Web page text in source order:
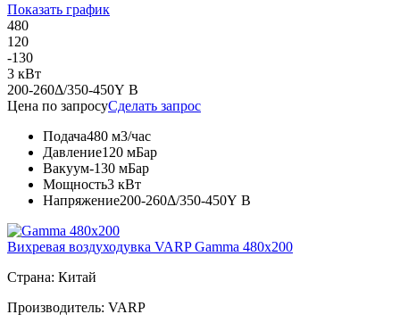
Показать график
480
120
-130
3 кВт
200-260Δ/350-450Y В
Цена по запросуСделать запрос
Подача480 м3/час
Давление120 мБар
Вакуум-130 мБар
Мощность3 кВт
Напряжение200-260Δ/350-450Y В
Вихревая воздуходувка VARP Gamma 480x200
Страна: Китай
Производитель: VARP